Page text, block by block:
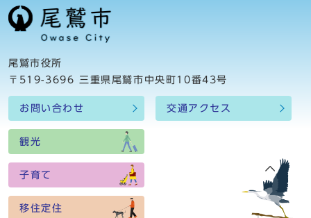
尾鷲市役所
〒519-3696 三重県尾鷲市中央町10番43号
お問い合わせ 交通アクセス
観光
子育て
移住定住